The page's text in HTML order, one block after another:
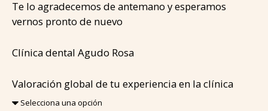
Te lo agradecemos de antemano y esperamos
vernos pronto de nuevo
Clínica dental Agudo Rosa
Valoración global de tu experiencia en la clínica